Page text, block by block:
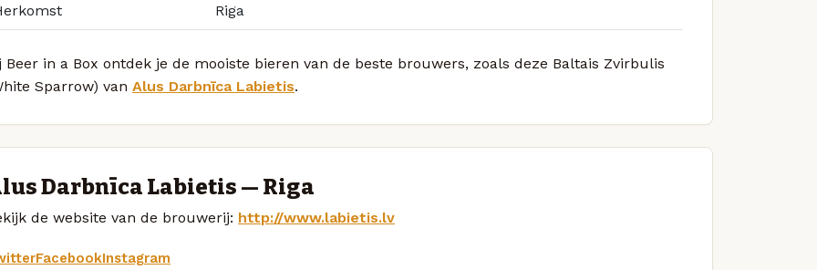
Riga
Beer in a Box ontdek je de mooiste bieren van de beste brouwers, zoals deze Baltais Zvirbulis
Sparrow) van Alus Darbnīca Labietis.
Darbnīca Labietis — Riga
de website van de brouwerij: http://www.labietis.lv
FacebookInstagram